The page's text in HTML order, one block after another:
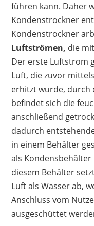
führen kann. Daher
Kondenstrockner
Kondenstrockner
Luftströmen, die
Der erste Luftstrom
Luft, die zuvor
erhitzt wurde, durch
befindet sich die
anschließend
dadurch
in einem Behälter
als Kondensbehälter
diesem Behälter
Luft als Wasser ab,
Anschluss vom
ausgeschüttet